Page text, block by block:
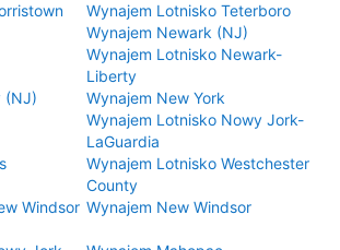
Wynajem Lotnisko Teterboro
Wynajem Newark (NJ)
Wynajem Lotnisko Newark-
Liberty
(NJ)
Wynajem New York
Wynajem Lotnisko Nowy Jork-
LaGuardia
Wynajem Lotnisko Westchester
County
Windsor Wynajem New Windsor